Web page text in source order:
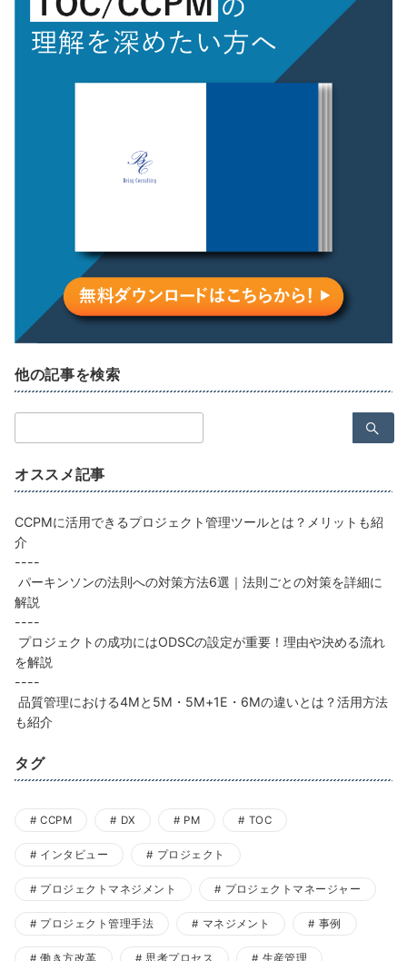
他の記事を検索
索：
オススメ記事
CCPMに活用できるプロジェクト管理ツールとは？メリットも紹
介
----
パーキンソンの法則への対策方法6選｜法則ごとの対策を詳細に
解説
----
プロジェクトの成功にはODSCの設定が重要！理由や決める流れ
を解説
----
品質管理における4Mと5M・5M+1E・6Mの違いとは？活用方法
も紹介
タグ
CCPM DX PM TOC
インタビュー プロジェクト
プロジェクトマネジメント プロジェクトマネージャー
プロジェクト管理手法 マネジメント 事例